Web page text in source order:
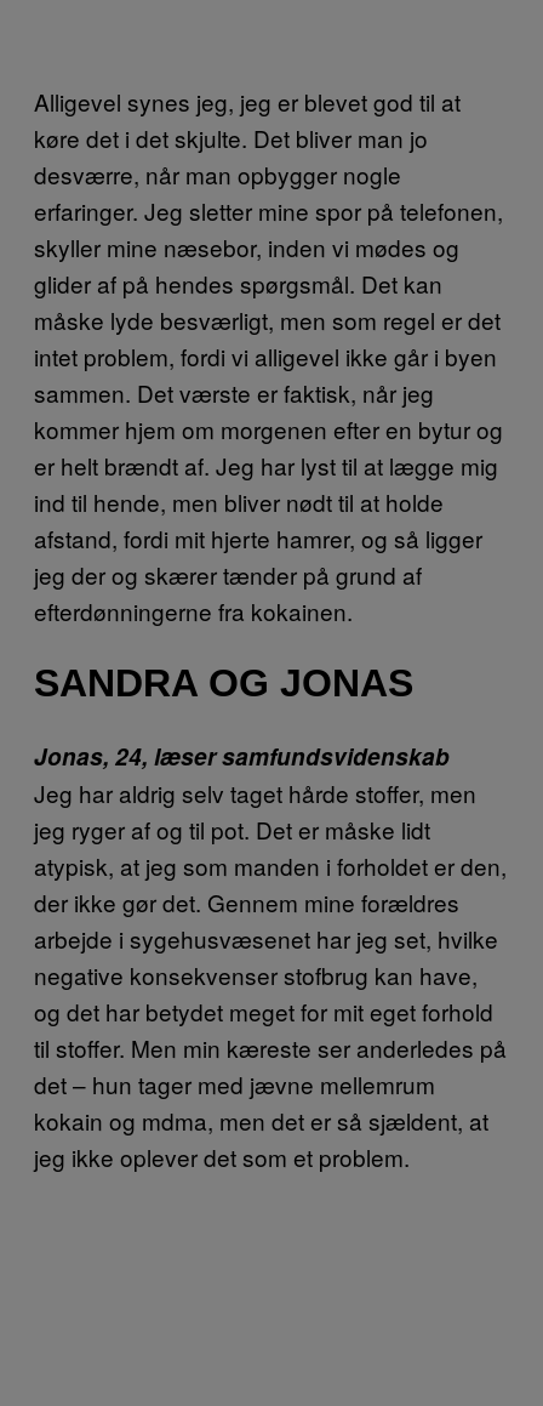
Alligevel synes jeg, jeg er blevet god til at
køre det i det skjulte. Det bliver man jo
desværre, når man opbygger nogle
erfaringer. Jeg sletter mine spor på telefonen,
skyller mine næsebor, inden vi mødes og
glider af på hendes spørgsmål. Det kan
måske lyde besværligt, men som regel er det
intet problem, fordi vi alligevel ikke går i byen
sammen. Det værste er faktisk, når jeg
kommer hjem om morgenen efter en bytur og
er helt brændt af. Jeg har lyst til at lægge mig
ind til hende, men bliver nødt til at holde
afstand, fordi mit hjerte hamrer, og så ligger
jeg der og skærer tænder på grund af
efterdønningerne fra kokainen.
SANDRA OG JONAS
Jonas, 24, læser samfundsvidenskab
Jeg har aldrig selv taget hårde stoffer, men
jeg ryger af og til pot. Det er måske lidt
atypisk, at jeg som manden i forholdet er den,
der ikke gør det. Gennem mine forældres
arbejde i sygehusvæsenet har jeg set, hvilke
negative konsekvenser stofbrug kan have,
og det har betydet meget for mit eget forhold
til stoffer. Men min kæreste ser anderledes på
det – hun tager med jævne mellemrum
kokain og mdma, men det er så sjældent, at
jeg ikke oplever det som et problem.